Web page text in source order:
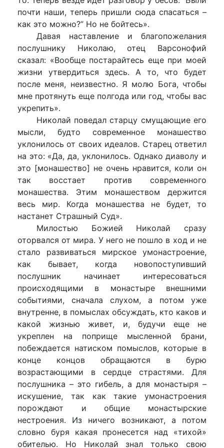
почти наши, теперь пришли сюда спасаться –
как это можно?” Но не бойтесь».
Давая наставление и благопожелания
послушнику Николаю, отец Варсонофий
сказал: «Вообще постарайтесь еще при моей
жизни утвердиться здесь. А то, что будет
после меня, неизвестно. Я молю Бога, чтобы
мне протянуть еще полгода или год, чтобы вас
укрепить».
Николай поведал старцу смущающие его
мысли, будто современное монашество
уклонилось от своих идеалов. Старец ответил
на это: «Да, да, уклонилось. Однако диаволу и
это [монашество] не очень нравится, коли он
так восстает против современного
монашества. Этим монашеством держится
весь мир. Когда монашества не будет, то
настанет Страшный Суд».
Милостью Божией Николай сразу
оторвался от мира. У него не пошло в ход и не
стало развиваться мирское умонастроение,
как бывает, когда новопоступивший
послушник начинает интересоваться
происходящими в монастыре внешними
событиями, сначала слухом, а потом уже
внутренне, в помыслах обсуждать, кто каков и
какой жизнью живет, и, будучи еще не
укреплен на поприще мысленной брани,
побеждается натиском помыслов, которые в
конце концов обращаются в бурю
возрастающими в сердце страстями. Для
послушника – это гибель, а для монастыря –
искушение, так как такие умонастроения
порождают и общие монастырские
нестроения. Из ничего возникают, а потом
словно буря какая пронесется над «тихой»
обителью. Но Николай знал только свою